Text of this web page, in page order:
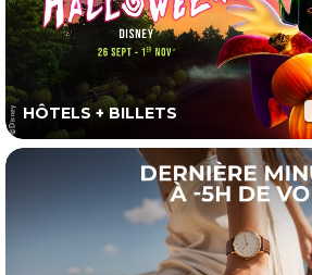
HÔTELS + BILLETS